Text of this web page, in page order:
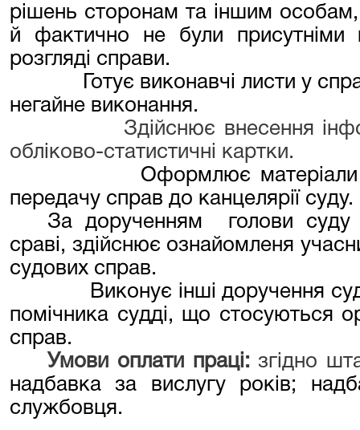
рішень сторонам та іншим особам,
й фактично не були присутніми
розгляді справи.
Готує виконавчі листи у
негайне виконання.
Здійснює внесення
обліково-статистичні картки.
Оформлює матеріали
передачу справ до канцелярії суду.
За дорученням
голови
сраві, здійснює ознайомленя
судових справ.
Виконує інші доручення
помічника судді, що стосуються
справ.
Умови оплати праці: згідно
надбавка за вислугу років;
службовця.